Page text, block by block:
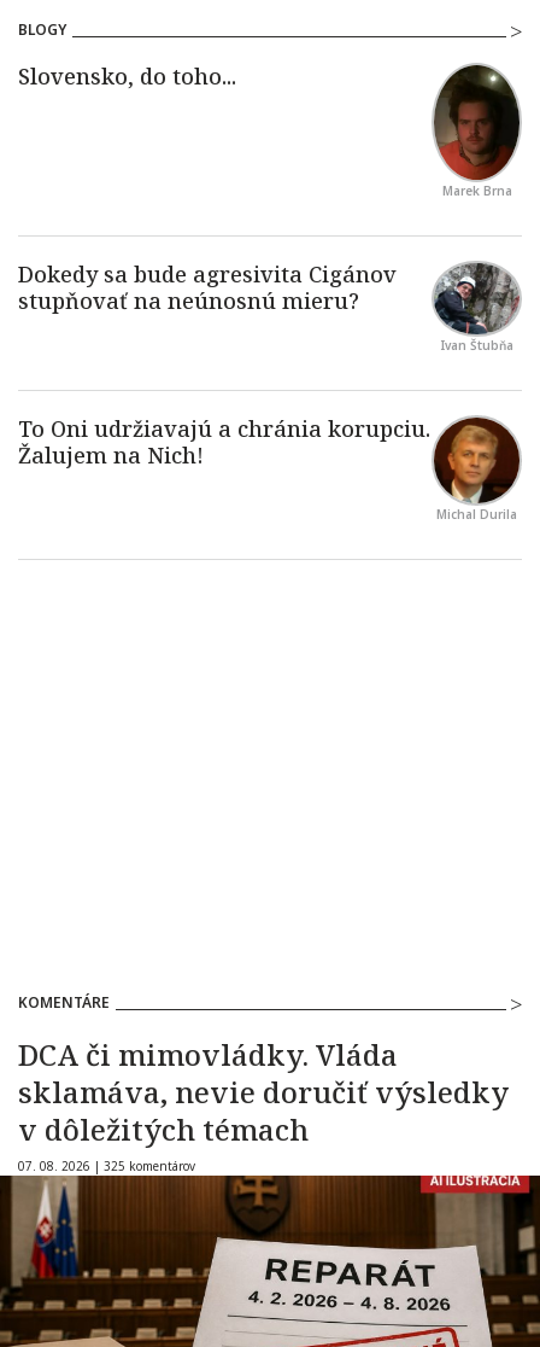
BLOGY
Marek Brna
Ivan Štubňa
Michal Durila
KOMENTÁRE
DCA či mimovládky. Vláda
sklamáva, nevie doručiť výsledky
v dôležitých témach
07. 08. 2026 | 325 komentárov